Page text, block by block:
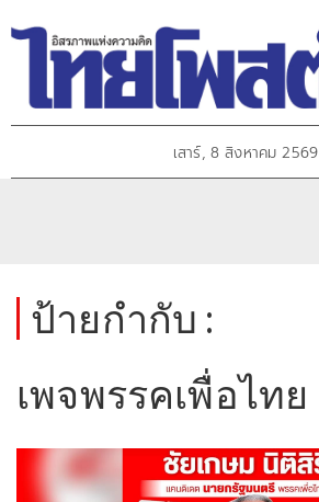
เสาร์, 8 สิงหาคม 2569
ป้ายกำกับ :
เพจพรรคเพื่อไทย